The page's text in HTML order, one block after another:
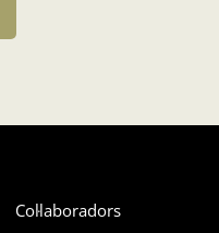
Col·laboradors